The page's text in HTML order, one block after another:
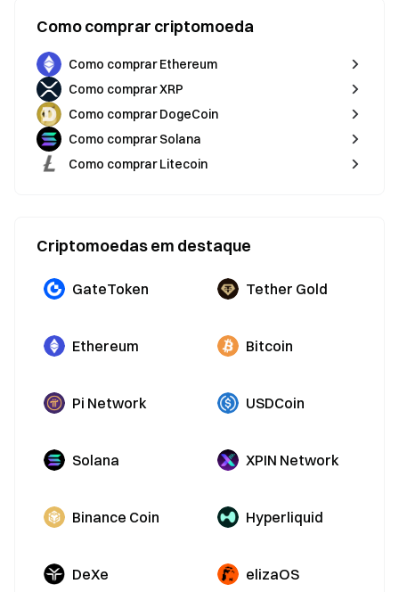
Como comprar criptomoeda
Como comprar Ethereum
Como comprar XRP
Como comprar DogeCoin
Como comprar Solana
Como comprar Litecoin
Criptomoedas em destaque
GateToken Tether Gold
Ethereum Bitcoin
Pi Network USDCoin
Solana XPIN Network
Binance Coin Hyperliquid
DeXe elizaOS